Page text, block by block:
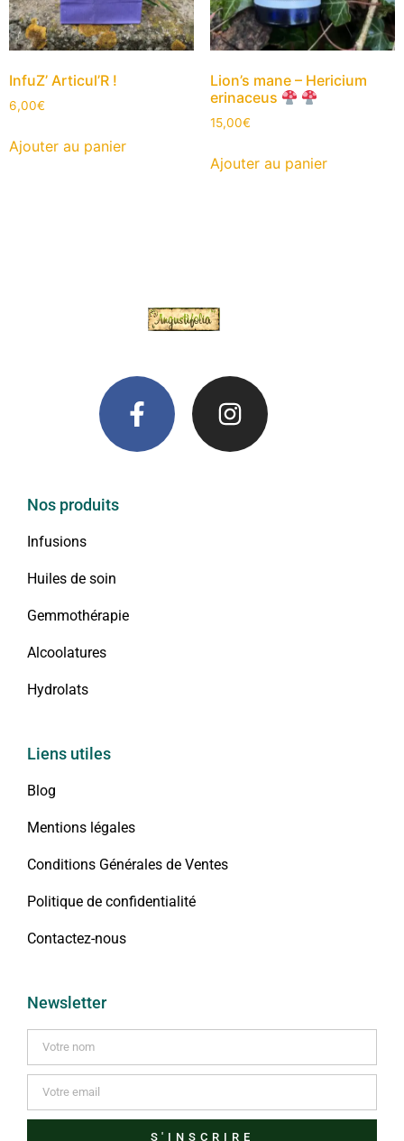
InfuZ’ Articul’R !
6,00€
Ajouter au panier
Lion’s mane – Hericium
erinaceus
15,00€
Ajouter au panier
Nos produits
Infusions
Huiles de soin
Gemmothérapie
Alcoolatures
Hydrolats
Liens utiles
Blog
Mentions légales
Conditions Générales de Ventes
Politique de confidentialité
Contactez-nous
Newsletter
S'INSCRIRE